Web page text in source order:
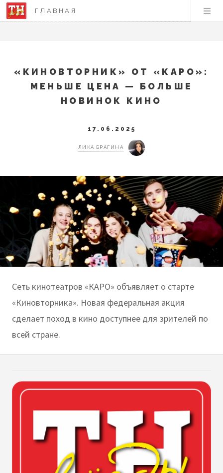
ГЛАВНАЯ
«КИНОВТОРНИК» ОТ «КАРО»:
МЕНЬШЕ ЦЕНА — БОЛЬШЕ
НОВИНОК КИНО
17.06.2025
ЛИКА БРАГИНА
Сеть кинотеатров «КАРО» объявляет о старте
«Киновторника». Новая федеральная акция
сделает поход в кино доступнее для зрителей по
всей стране.